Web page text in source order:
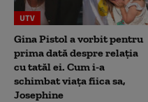
UTV
Gina Pistol a vorbit pentru
prima dată despre relația
cu tatăl ei. Cum i-a
schimbat viața fiica sa,
Josephine